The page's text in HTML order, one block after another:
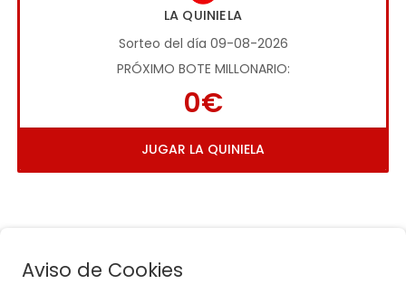
LA QUINIELA
Sorteo del día 09-08-2026
PRÓXIMO BOTE MILLONARIO:
0€
JUGAR LA QUINIELA
Aviso de Cookies